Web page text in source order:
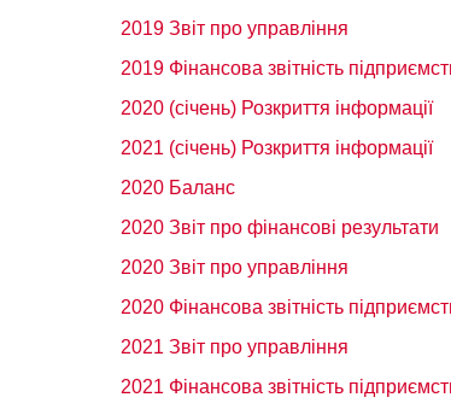
2019 Звіт про управління
2019 Фінансова звітність
2020 (січень) Розкриття інформації
2021 (січень) Розкриття інформації
2020 Баланс
2020 Звіт про фінансові результати
2020 Звіт про управління
2020 Фінансова звітність
2021 Звіт про управління
2021 Фінансова звітність